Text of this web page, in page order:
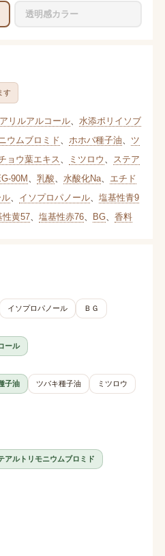
透明感カラー
す
リルアルコール、 水添ポリイソブ
ウムブロミド ホホバ種子油
ツ
ョウ葉エキス ミツロウ
ステア
90M 乳酸 水酸化Na、 エチド
、 イソプロパノール、 塩基性青9
性黄57、 塩基性赤76、 BG、 香料
イソプロパノール
ＢＧ
ール
子油 ツバキ種子油
ミツロウ
アルトリモニウムブロミド